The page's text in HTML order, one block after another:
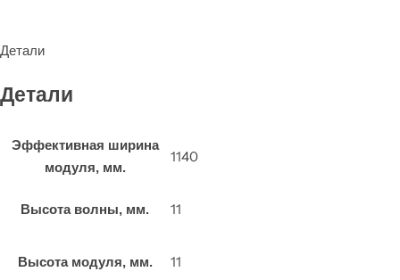
Детали
Детали
Эффективная ширина
модуля, мм.
1140
Высота волны, мм. 11
Высота модуля, мм. 11